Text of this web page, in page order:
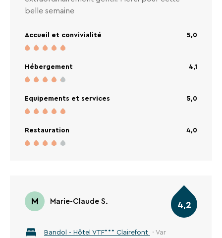
belle semaine
Accueil et convivialité 5,0
Hébergement 4,1
Equipements et services 5,0
Restauration 4,0
M Marie-Claude S.
Bandol - Hôtel VTF*** Clairefont · Var
4,2